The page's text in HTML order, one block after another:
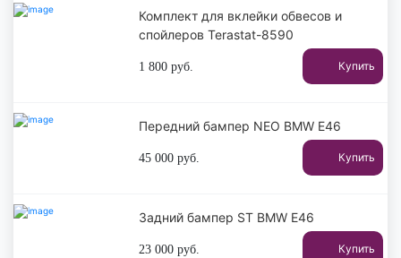
Комплект для вклейки обвесов и
спойлеров Terastat-8590
1 800 руб. Купить
Передний бампер NEO BMW E46
45 000 руб. Купить
Задний бампер ST BMW E46
23 000 руб. Купить